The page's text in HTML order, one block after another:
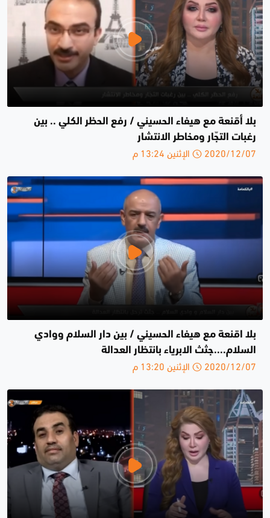
بلا أقنعة مع هيفاء الحسيني / رفع الحظر الكلي .. بين
رغبات التجّار ومخاطر الانتشار
2020/12/07 الإثنين 13:24 م
بلا اقنعة مع هيفاء الحسيني / بين دار السلام ووادي
السلام....جثث الابرياء بانتظار العدالة
2020/12/07 الإثنين 13:20 م